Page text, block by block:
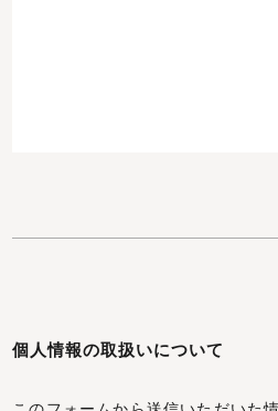
個人情報の取扱いについて